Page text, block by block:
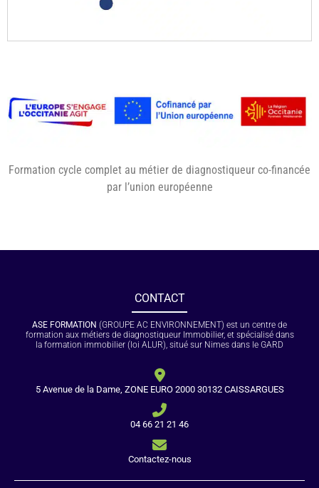
Formation cycle complet au métier de diagnostiqueur co-financée
par l’union européenne
CONTACT
ASE FORMATION (GROUPE AC ENVIRONNEMENT) est un centre de
formation aux métiers de diagnostiqueur Immobilier, et spécialisé dans
la formation immobilier (loi ALUR), situé sur Nimes dans le GARD
5 Avenue de la Dame, ZONE EURO 2000 30132 CAISSARGUES
04 66 21 21 46
Contactez-nous